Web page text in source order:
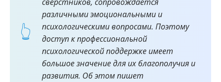
различными эмоциональными и
психологическими вопросами. Поэтому
доступ к профессиональной
психологической поддержке имеет
большое значение для их благополучия и
развития. Об этом пишет